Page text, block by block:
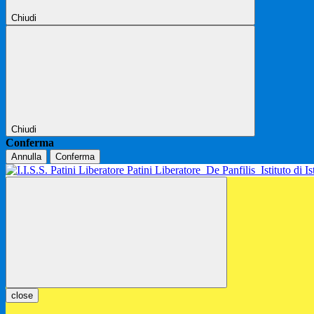
Chiudi
Chiudi
Conferma
Annulla Conferma
Patini Liberatore De Panfilis Istituto di
close